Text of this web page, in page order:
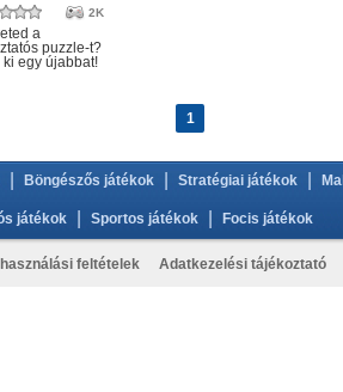
2K
a
puzzle-t?
ki egy újabbat!
1
Böngészős játékok Stratégiai játékok
játékok Sportos játékok Focis játékok
feltételek Adatkezelési tájékoztató